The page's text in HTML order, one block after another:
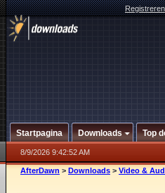
Registreren
Startpagina Downloads Top
8/9/2026 9:42:52 AM
AfterDawn > Downloads > Video &